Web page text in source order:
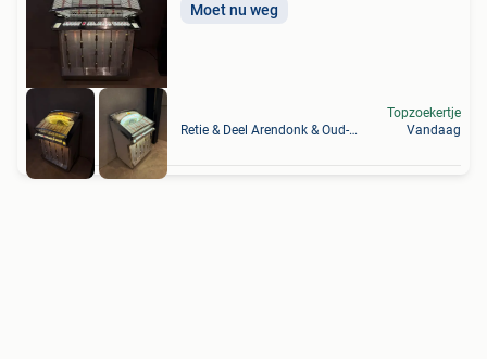
Moet nu weg
Retie & Deel Arendonk & Oud-Turnhout
Topzoekertje
Vandaag